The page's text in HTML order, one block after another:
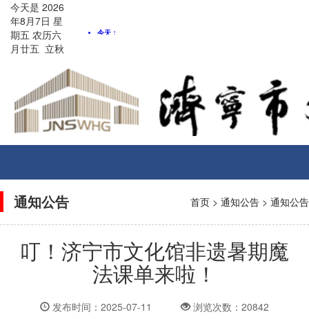
今天是 2026
年8月7日 星
期五 农历六
月廿五 立秋
通知公告 首页 > 通知公告 > 通知公告
叮！济宁市文化馆非遗暑期魔
法课单来啦！
发布时间：2025-07-11 浏览次数：20842